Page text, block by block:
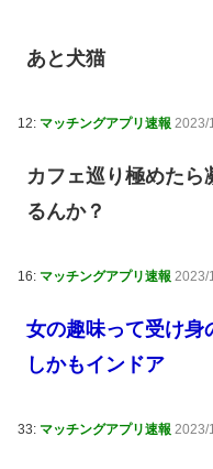
あと犬猫
12: マッチングアプリ速報 2023/
カフェ巡り極めた
るんか？
16: マッチングアプリ速報 2023/
女の趣味って受け身
しかもインドア
33: マッチングアプリ速報 2023/